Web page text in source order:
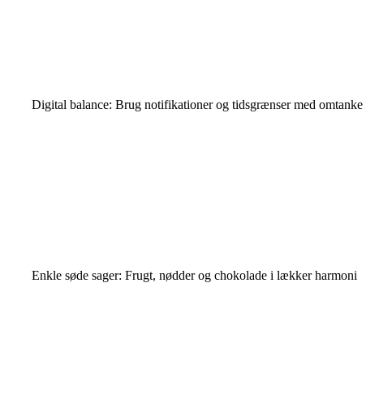
Digital balance: Brug notifikationer og tidsgrænser med omtanke
Enkle søde sager: Frugt, nødder og chokolade i lækker harmoni